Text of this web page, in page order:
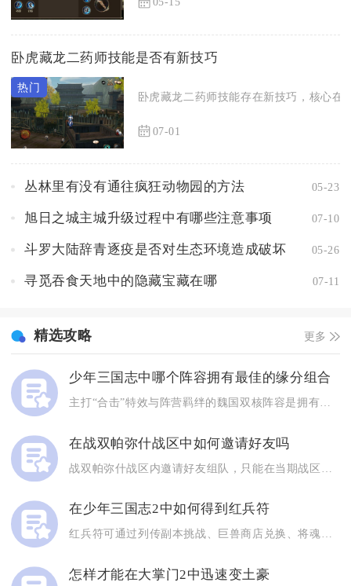
卧虎藏龙二药师技能是否有新技巧
卧虎藏龙二药师技能存在新技巧，核心在
07-01
丛林里有没有通往疯狂动物园的方法 05-23
旭日之城主城升级过程中有哪些注意事项 07-10
斗罗大陆辞青逐疫是否对生态环境造成破坏 05-26
寻觅吞食天地中的隐藏宝藏在哪 07-11
精选攻略 更多
少年三国志中哪个阵容拥有最佳的缘分组合
在战双帕弥什战区中如何邀请好友吗
在少年三国志2中如何得到红兵符
红兵符可通过列传副本挑战、巨兽商店兑换、将魂商店兑换、限时活...
怎样才能在大掌门2中迅速变土豪